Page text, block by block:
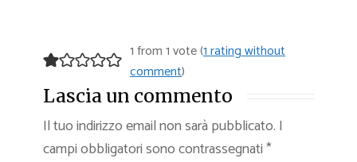
1 from 1 vote (1 rating without
comment)
Lascia un commento
Il tuo indirizzo email non sarà pubblicato. I
campi obbligatori sono contrassegnati*